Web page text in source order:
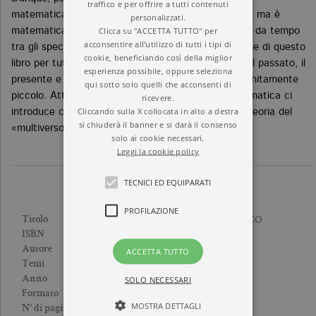
matematica, non è solo descritto dalla matematica, ma è
matematica. Con questa idea travolgente, discussa da tempo
tra gli specialisti e ora finalmente fissata sulle pagine di questo
libro per tutti, Max Tegmark ci conduce attraverso il passato, il
presente e il futuro, dall’infinitamente grande all’infinitamente
piccolo. Attraverso la fisica, l’astronomia e la matematica ci
introduce con una prosa lucida e originale alla sua teoria del
«multiverso definitivo».
Titolo L’UNIVERSO MATEMATICO
ISBN
Autore MAX TEGMARK
Temi FISICA
Anno 2021
Formato
N° di pagine 464
traffico e per offrire a tutti contenuti
personalizzati.
Clicca su "ACCETTA TUTTO" per
acconsentire all'utilizzo di tutti i tipi di
cookie, beneficiando così della miglior
esperienza possibile, oppure seleziona
qui sotto solo quelli che acconsenti di
ricevere.
Cliccando sulla X collocata in alto a destra
si chiuderà il banner e si darà il consenso
solo ai cookie necessari.
Leggi la cookie policy
TECNICI ED EQUIPARATI
PROFILAZIONE
ACCETTA TUTTO
SOLO NECESSARI
MOSTRA DETTAGLI